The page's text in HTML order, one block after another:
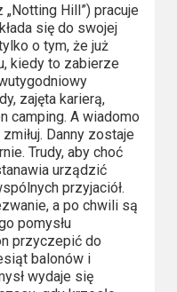
Hill”) pracuje
się do swojej
o tym, że już
kiedy to zabierze
zajęta karierą,
camping. A wiadomo
Danny zostaje
Trudy, aby choć
urządzić
przyjaciół.
a po chwili są
pomysłu
przyczepić do
balonów i
wydaje się